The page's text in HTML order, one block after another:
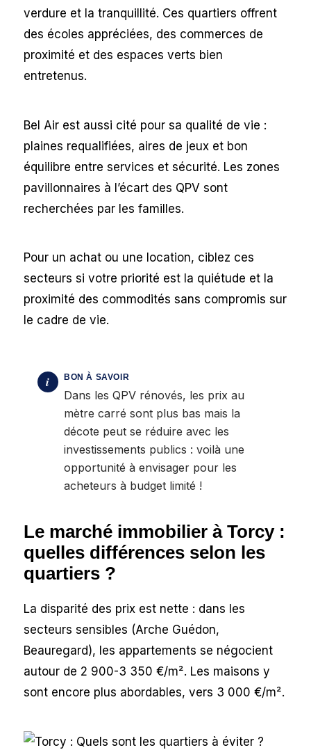
verdure et la tranquillité. Ces quartiers offrent
des écoles appréciées, des commerces de
proximité et des espaces verts bien
entretenus.
Bel Air est aussi cité pour sa qualité de vie :
plaines requalifiées, aires de jeux et bon
équilibre entre services et sécurité. Les zones
pavillonnaires à l’écart des QPV sont
recherchées par les familles.
Pour un achat ou une location, ciblez ces
secteurs si votre priorité est la quiétude et la
proximité des commodités sans compromis sur
le cadre de vie.
Dans les QPV rénovés, les prix au
mètre carré sont plus bas mais la
décote peut se réduire avec les
investissements publics : voilà une
opportunité à envisager pour les
acheteurs à budget limité !
Le marché immobilier à Torcy :
quelles différences selon les
quartiers ?
La disparité des prix est nette : dans les
secteurs sensibles (Arche Guédon,
Beauregard), les appartements se négocient
autour de 2 900-3 350 €/m². Les maisons y
sont encore plus abordables, vers 3 000 €/m².